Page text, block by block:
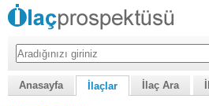
Anasayfa İlaçlar İlaç Ara